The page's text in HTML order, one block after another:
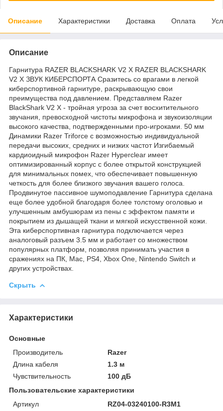
Описание Характеристики Доставка Оплата
Описание
Гарнитура RAZER BLACKSHARK V2 X RAZER BLACKSHARK
V2 X ЗВУК КИБЕРСПОРТА Сразитесь со врагами в легкой
киберспортивной гарнитуре, раскрывающую свои
преимущества под давлением. Представляем Razer
BlackShark V2 X - тройная угроза за счет восхитительного
звучания, превосходной чистоты микрофона и звукоизоляции
высокого качества, подтвержденными про-игроками. 50 мм
Динамики Razer Triforce с возможностью индивидуальной
передачи высоких, средних и низких частот Изгибаемый
кардиоидный микрофон Razer Hyperclear имеет
оптимизированный корпус с более открытой конструкцией
для минимальных помех, что обеспечивает повышенную
четкость для более близкого звучания вашего голоса.
Продвинутое пассивное шумоподавление Гарнитура сделана
еще более удобной благодаря более толстому оголовью и
улучшенным амбушюрам из пены с эффектом памяти и
покрытием из дышащей ткани и мягкой искусственной кожи.
Эта киберспортивная гарнитура подключается через
аналоговый разъем 3.5 мм и работает со множеством
популярных платформ, позволяя принимать участия в
сражениях на ПК, Mac, PS4, Xbox One, Nintendo Switch и
других устройствах.
Скрыть
Характеристики
Основные
Производитель
Razer
Длина кабеля
1.3 м
Чувствительность
100 дБ
Пользовательские характеристики
Артикул
RZ04-03240100-R3M1